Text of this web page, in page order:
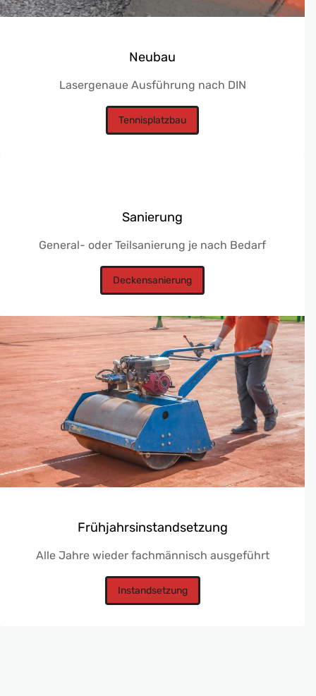
Neubau
Lasergenaue Ausführung nach DIN
Tennisplatzbau
Sanierung
General- oder Teilsanierung je nach Bedarf
Deckensanierung
Frühjahrsinstandsetzung
Alle Jahre wieder fachmännisch ausgeführt
Instandsetzung